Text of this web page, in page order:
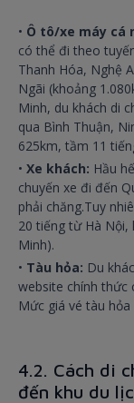
• Ô tô/xe máy cá
có thể đi theo
Thanh Hóa, Nghệ
Ngãi (khoảng
Minh, du khách di
qua Bình Thuận,
625km, tầm 11
• Xe khách: Hầu
chuyến xe đi đến
phải chăng.Tuy
20 tiếng từ Hà Nội,
Minh).
• Tàu hỏa: Du
website chính thức
Mức giá vé tàu
4.2. Cách di
đến khu du